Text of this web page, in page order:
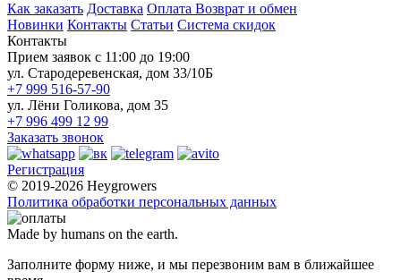
Как заказать Доставка Оплата Возврат и обмен
Новинки Контакты Статьи Система скидок
Контакты
Прием заявок с 11:00 до 19:00
ул. Стародеревенская, дом 33/10Б
+7 999 516-57-90
ул. Лёни Голикова, дом 35
+7 996 499 12 99
Заказать звонок
Регистрация
© 2019-2026 Heygrowers
Политика обработки персональных данных
Made by humans on the earth.
Заполните форму ниже, и мы перезвоним вам в ближайшее